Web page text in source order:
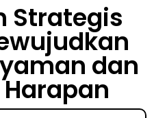
Strategis
dan